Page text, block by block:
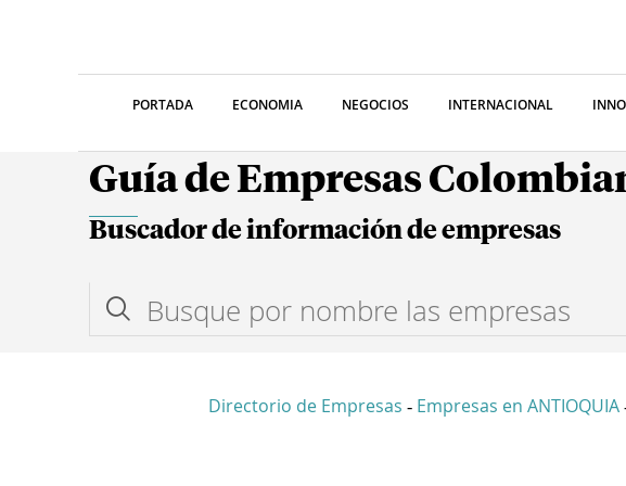
PORTADA ECONOMIA NEGOCIOS INTERNACIONAL
Guía de Empresas
Buscador de información de empresas
Directorio de Empresas - Empresas en ANTIOQUIA